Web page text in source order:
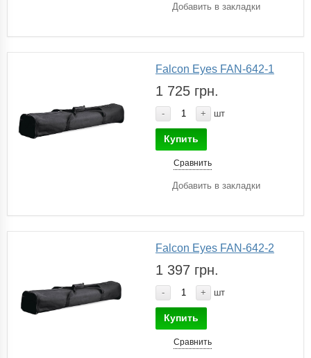
Добавить в закладки
Falcon Eyes FAN-642-1
1 725 грн.
- + шт
Купить
Сравнить
Добавить в закладки
Falcon Eyes FAN-642-2
1 397 грн.
- + шт
Купить
Сравнить